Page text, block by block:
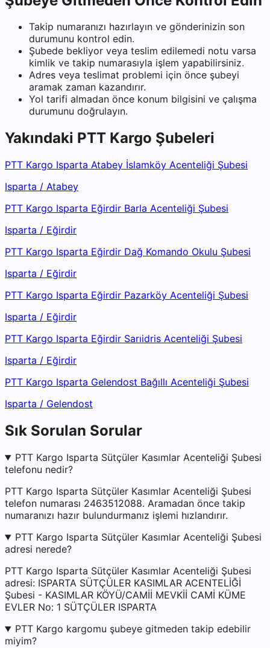
Takip numaranızı hazırlayın ve gönderinizin son
durumunu kontrol edin.
Şubede bekliyor veya teslim edilemedi notu varsa
kimlik ve takip numarasıyla işlem yapabilirsiniz.
Adres veya teslimat problemi için önce şubeyi
aramak zaman kazandırır.
Yol tarifi almadan önce konum bilgisini ve çalışma
durumunu doğrulayın.
Yakındaki PTT Kargo Şubeleri
PTT Kargo Isparta Atabey İslamköy Acenteliği Şubesi
Isparta / Atabey
PTT Kargo Isparta Eğirdir Barla Acenteliği Şubesi
Isparta / Eğirdir
PTT Kargo Isparta Eğirdir Dağ Komando Okulu Şubesi
Isparta / Eğirdir
PTT Kargo Isparta Eğirdir Pazarköy Acenteliği Şubesi
Isparta / Eğirdir
PTT Kargo Isparta Eğirdir Sarıidris Acenteliği Şubesi
Isparta / Eğirdir
PTT Kargo Isparta Gelendost Bağıllı Acenteliği Şubesi
Isparta / Gelendost
Sık Sorulan Sorular
PTT Kargo Isparta Sütçüler Kasımlar Acenteliği Şubesi
telefonu nedir?
PTT Kargo Isparta Sütçüler Kasımlar Acenteliği Şubesi
telefon numarası 2463512088. Aramadan önce takip
numaranızı hazır bulundurmanız işlemi hızlandırır.
PTT Kargo Isparta Sütçüler Kasımlar Acenteliği Şubesi
adresi nerede?
PTT Kargo Isparta Sütçüler Kasımlar Acenteliği Şubesi
adresi: ISPARTA SÜTÇÜLER KASIMLAR ACENTELİĞİ
Şubesi - KASIMLAR KÖYÜ/CAMİİ MEVKİİ CAMİ KÜME
EVLER No: 1 SÜTÇÜLER ISPARTA
PTT Kargo kargomu şubeye gitmeden takip edebilir
miyim?